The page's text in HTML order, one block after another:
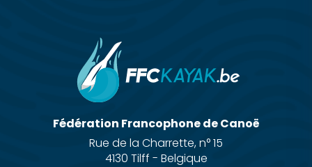
Fédération Francophone de Canoë
Rue de la Charrette, n° 15
4130 Tilff - Belgique